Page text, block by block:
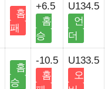
홈
패
+6.5
홈
승
U134.5
언
더
홈
승
-10.5
홈
U133.5
오